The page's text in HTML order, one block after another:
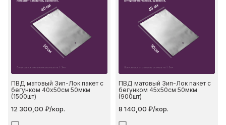
40 см
50 см
ПВД матовый Зип-Лок пакет с
бегунком 40х50см 50мкм
(1500шт)
12 300,00 ₽/кор.
45 см
50 см
ПВД матовый Зип-Лок пакет с
бегунком 45х50см 50мкм
(900шт)
8 140,00 ₽/кор.